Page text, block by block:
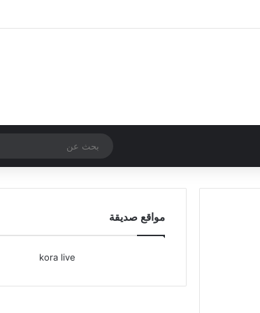
مواقع صديقة
kora live